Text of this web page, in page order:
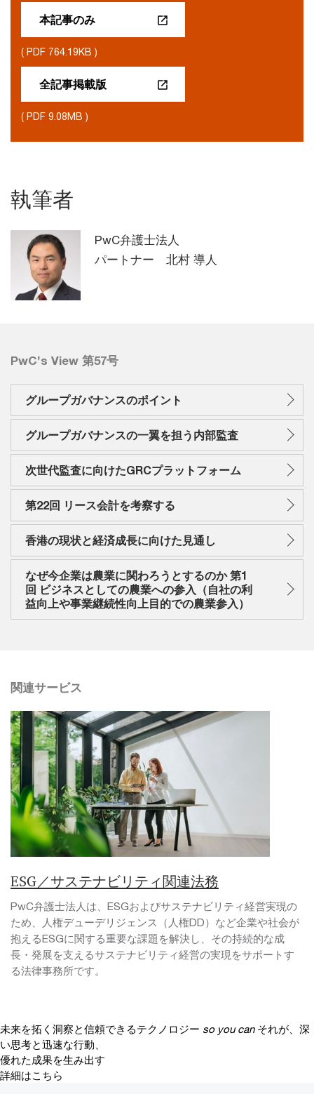
本記事のみ
( PDF 764.19KB )
全記事掲載版
( PDF 9.08MB )
執筆者
PwC弁護士法人
パートナー 北村 導人
PwC’s View 第57号
グループガバナンスのポイント
グループガバナンスの一翼を担う内部監査
次世代監査に向けたGRCプラットフォーム
第22回 リース会計を考察する
香港の現状と経済成長に向けた見通し
なぜ今企業は農業に関わろうとするのか 第1
回 ビジネスとしての農業への参入（自社の利
益向上や事業継続性向上目的での農業参入）
関連サービス
ESG／サステナビリティ関連法務
PwC弁護士法人は、ESGおよびサステナビリティ経営実現の
ため、人権デューデリジェンス（人権DD）など企業や社会が
抱えるESGに関する重要な課題を解決し、その持続的な成
長・発展を支えるサステナビリティ経営の実現をサポートす
る法律事務所です。
未来を拓く洞察と信頼できるテクノロジー so you can それが、深
い思考と迅速な行動、
優れた成果を生み出す
詳細はこちら